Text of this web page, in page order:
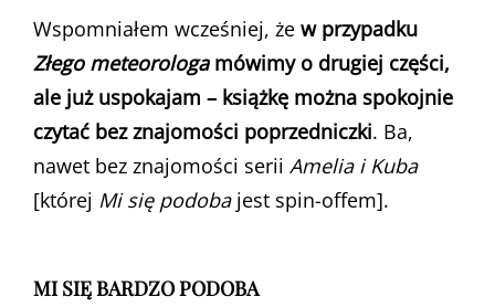
Wspomniałem wcześniej, że w przypadku
Złego meteorologamówimy o drugiej części,
ale już uspokajam – książkę można spokojnie
czytać bez znajomości poprzedniczki. Ba,
nawet bez znajomości serii Amelia i Kuba
[której Mi się podobajest spin-offem].
MI SIĘ BARDZO PODOBA